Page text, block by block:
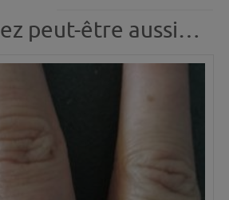
peut-être aussi…